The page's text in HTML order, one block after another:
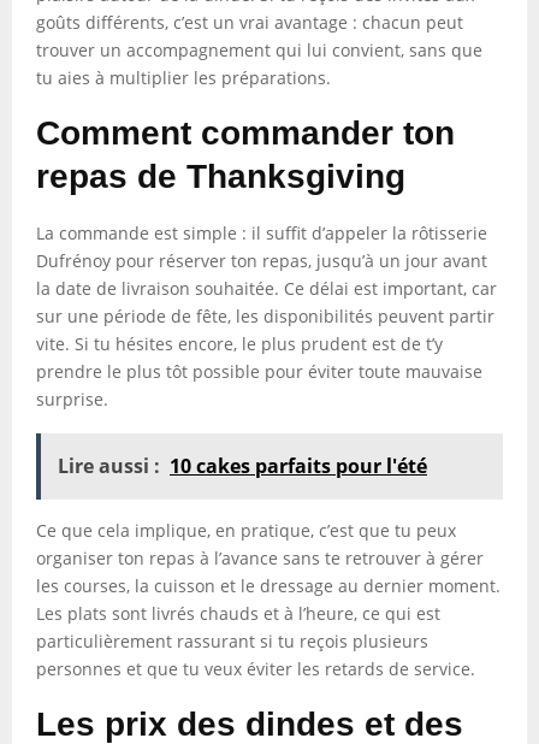
goûts différents, c’est un vrai avantage : chacun peut
trouver un accompagnement qui lui convient, sans que
tu aies à multiplier les préparations.
Comment commander ton
repas de Thanksgiving
La commande est simple : il suffit d’appeler la rôtisserie
Dufrénoy pour réserver ton repas, jusqu’à un jour avant
la date de livraison souhaitée. Ce délai est important, car
sur une période de fête, les disponibilités peuvent partir
vite. Si tu hésites encore, le plus prudent est de t’y
prendre le plus tôt possible pour éviter toute mauvaise
surprise.
Lire aussi : 10 cakes parfaits pour l'été
Ce que cela implique, en pratique, c’est que tu peux
organiser ton repas à l’avance sans te retrouver à gérer
les courses, la cuisson et le dressage au dernier moment.
Les plats sont livrés chauds et à l’heure, ce qui est
particulièrement rassurant si tu reçois plusieurs
personnes et que tu veux éviter les retards de service.
Les prix des dindes et des